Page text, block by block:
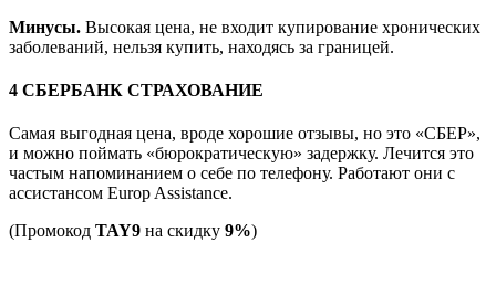
Минусы. Высокая цена, не входит купирование хронических
заболеваний, нельзя купить, находясь за границей.
4 СБЕРБАНК СТРАХОВАНИЕ
Самая выгодная цена, вроде хорошие отзывы, но это «СБЕР»,
и можно поймать «бюрократическую» задержку. Лечится это
частым напоминанием о себе по телефону. Работают они с
ассистансом Europ Assistance.
(Промокод TAY9 на скидку 9%)